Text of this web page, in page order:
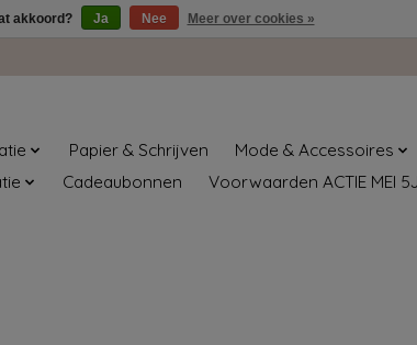
Papier & Schrijven Mode & Accessoires
Cadeaubonnen Voorwaarden ACTIE MEI
akkoord? Ja Nee Meer over cookies »